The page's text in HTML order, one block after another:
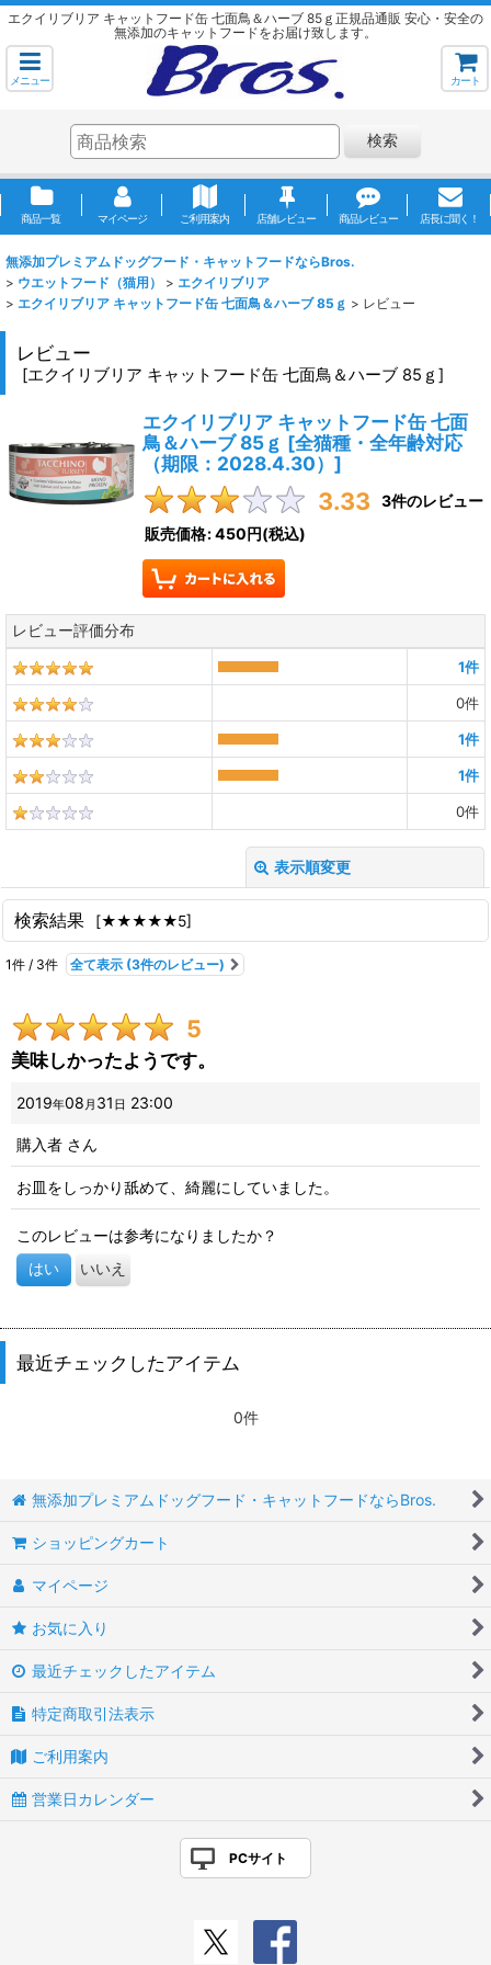
エクイリブリア キャットフード缶 七面鳥＆ハーブ 85ｇ正規品通販 安心・安全の
無添加のキャットフードをお届け致します。
メニュー カート
検索
商品一覧 マイページ ご利用案内 店舗レビュー 商品レビュー 店長に聞く！
無添加プレミアムドッグフード・キャットフードならBros.
> ウエットフード（猫用） > エクイリブリア
> エクイリブリア キャットフード缶 七面鳥＆ハーブ 85ｇ > レビュー
レビュー
[エクイリブリア キャットフード缶 七面鳥＆ハーブ 85ｇ ]
エクイリブリア キャットフード缶 七面
鳥＆ハーブ 85ｇ [全猫種・全年齢対応
（期限：2028.4.30） ]
3.33 3件のレビュー
販売価格:450円(税込)
レビュー評価分布
1件
0件
1件
1件
0件
表示順変更
レビュー検索:
画像:
星の数:
並び順:
検索結果 [★★★★★5]
1件 / 3件 全て表示 (3件のレビュー)
5
美味しかったようです。
2019年08 月 31 日 23:00
購入者 さん
お皿をしっかり舐めて、綺麗にしていました。
このレビューは参考になりましたか？
はい いいえ
最近チェックしたアイテム
0件
無添加プレミアムドッグフード・キャットフードならBros.
ショッピングカート
マイページ
お気に入り
最近チェックしたアイテム
特定商取引法表示
ご利用案内
営業日カレンダー
PCサイト